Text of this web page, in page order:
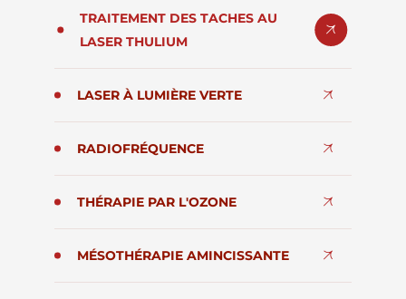
TRAITEMENT DES TACHES AU
LASER THULIUM
LASER À LUMIÈRE VERTE
RADIOFRÉQUENCE
THÉRAPIE PAR L'OZONE
MÉSOTHÉRAPIE AMINCISSANTE